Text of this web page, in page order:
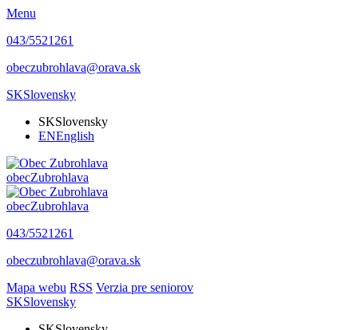
Menu
043/5521261
obeczubrohlava@orava.sk
SKSlovensky
SKSlovensky
ENEnglish
obecZubrohlava
obecZubrohlava
043/5521261
obeczubrohlava@orava.sk
Mapa webu RSS Verzia pre seniorov
SKSlovensky